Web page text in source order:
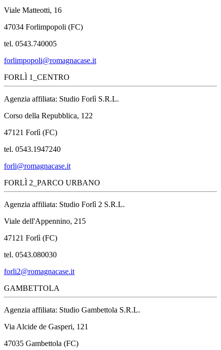
Viale Matteotti, 16
47034 Forlimpopoli (FC)
tel. 0543.740005
forlimpopoli@romagnacase.it
FORLÌ 1_CENTRO
Agenzia affiliata: Studio Forlì S.R.L.
Corso della Repubblica, 122
47121 Forlì (FC)
tel. 0543.1947240
forli@romagnacase.it
FORLÌ 2_PARCO URBANO
Agenzia affiliata: Studio Forlì 2 S.R.L.
Viale dell'Appennino, 215
47121 Forlì (FC)
tel. 0543.080030
forli2@romagnacase.it
GAMBETTOLA
Agenzia affiliata: Studio Gambettola S.R.L.
Via Alcide de Gasperi, 121
47035 Gambettola (FC)